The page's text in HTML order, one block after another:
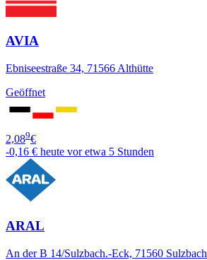
AVIA
Ebniseestraße 34, 71566 Althütte
Geöffnet
2,089€
-0,16 € heute vor etwa 5 Stunden
ARAL
An der B 14/Sulzbach.-Eck, 71560 Sulzbach